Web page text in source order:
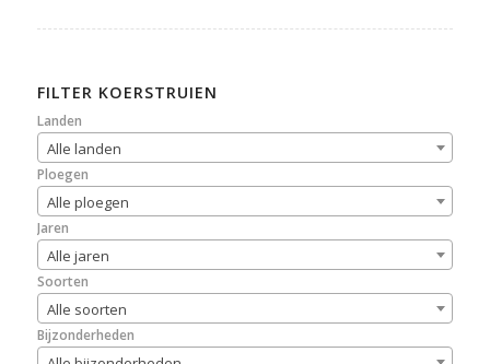
FILTER KOERSTRUIEN
Landen
Alle landen
Ploegen
Alle ploegen
Jaren
Alle jaren
Soorten
Alle soorten
Bijzonderheden